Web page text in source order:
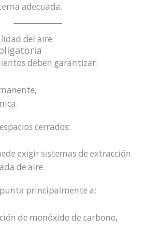
adecuada.
del aire
deben garantizar:
cerrados:
exigir sistemas de extracción
de aire.
principalmente a:
de monóxido de carbono,